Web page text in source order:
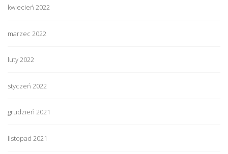
kwiecień 2022
marzec 2022
luty 2022
styczeń 2022
grudzień 2021
listopad 2021